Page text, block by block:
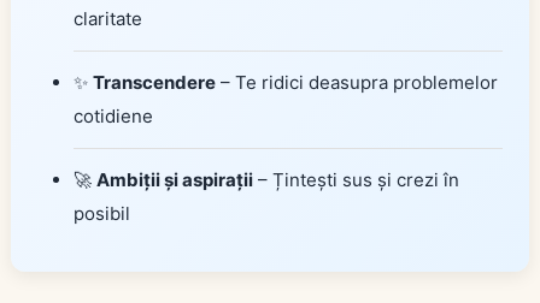
claritate
✨ Transcendere – Te ridici deasupra problemelor
cotidiene
🚀 Ambiții și aspirații – Țintești sus și crezi în
posibil